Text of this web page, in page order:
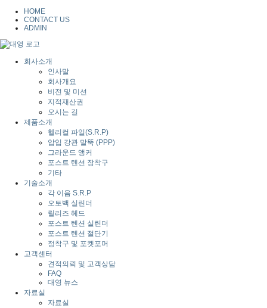
HOME
CONTACT US
ADMIN
회사소개
인사말
회사개요
비전 및 미션
지적재산권
오시는 길
제품소개
헬리컬 파일(S.R.P)
압입 강관 말뚝 (PPP)
그라운드 앵커
포스트 텐션 장착구
기타
기술소개
각 이음 S.R.P
오토백 실린더
릴리즈 헤드
포스트 텐션 실린더
포스트 텐션 절단기
정착구 및 포켓포머
고객센터
견적의뢰 및 고객상담
FAQ
대영 뉴스
자료실
자료실